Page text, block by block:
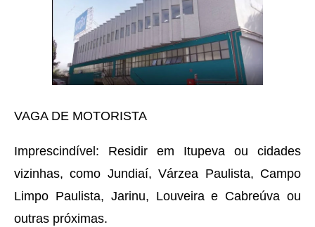
VAGA DE MOTORISTA
Imprescindível: Residir em Itupeva ou cidades
vizinhas, como Jundiaí, Várzea Paulista, Campo
Limpo Paulista, Jarinu, Louveira e Cabreúva ou
outras próximas.